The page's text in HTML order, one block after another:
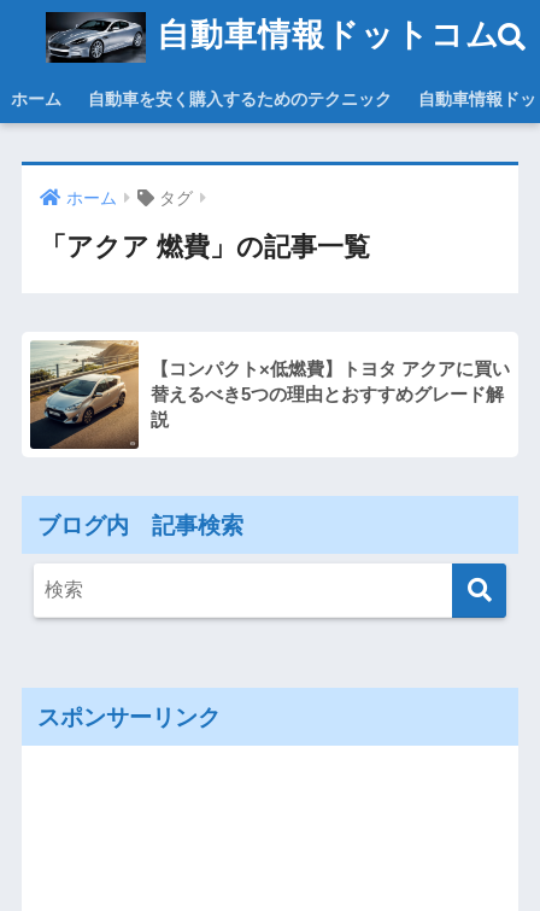
自動車情報ドットコム
ホーム 自動車を安く購入するためのテクニック 自動車情報ド
ホーム タグ
「アクア 燃費」の記事一覧
【コンパクト×低燃費】トヨタ アクアに買い
替えるべき5つの理由とおすすめグレード解
説
ブログ内 記事検索
スポンサーリンク